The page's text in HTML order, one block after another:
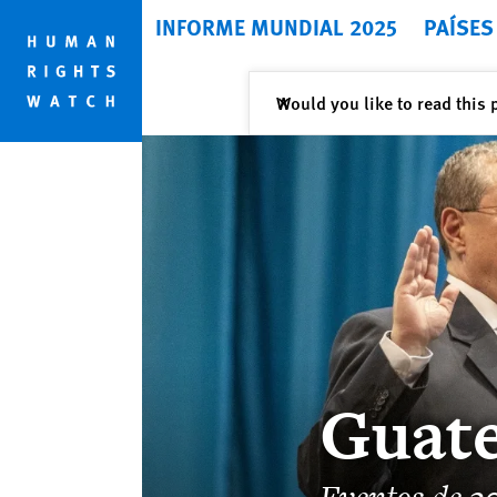
cookie
privacy
main
content
INFORME MUNDIAL 2025 PAÍSES
Would you like to read this
✕Cerrar